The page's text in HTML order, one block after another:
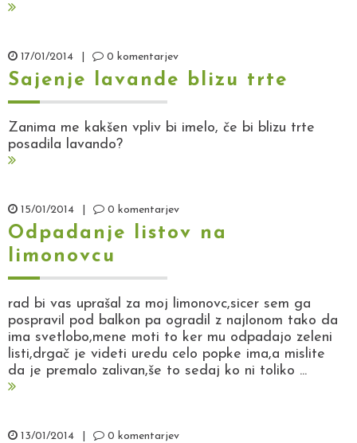
17/01/2014 0 komentarjev
Sajenje lavande blizu trte
Zanima me kakšen vpliv bi imelo, če bi blizu trte
posadila lavando?
15/01/2014 0 komentarjev
Odpadanje listov na
limonovcu
rad bi vas uprašal za moj limonovc,sicer sem ga
pospravil pod balkon pa ogradil z najlonom tako da
ima svetlobo,mene moti to ker mu odpadajo zeleni
listi,drgač je videti uredu celo popke ima,a mislite
da je premalo zalivan,še to sedaj ko ni toliko ...
13/01/2014 0 komentarjev